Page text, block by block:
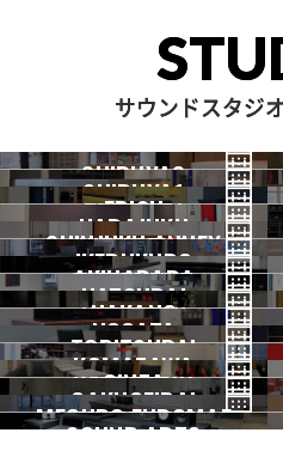
サウンドスタジ
SHIBUYA3
渋谷3号
2026.07 OPEN
SHIBUYA1
渋谷1号
EBISU
恵比寿
HARAJUKU
原宿
SHINJUKU ANNEX
新宿ANNEX
IKEBUKURO
池袋
AKIHABARA
秋葉原
HATSUDAI
初台
NAKANO
中野
NOGATA
野方
TORITSUDAI
都立大
KOMAZAWA
駒沢
GINZA
銀座
GAKUGEIDAI
学芸大
MEGURO FUDOMAE
SOUND ARTS